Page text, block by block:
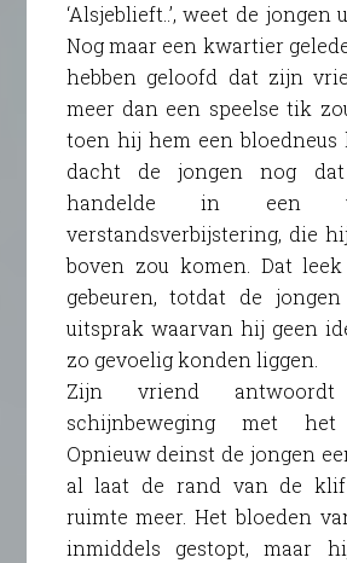
‘Alsjeblieft..’, weet de jongen
Nog maar een kwartier
hebben geloofd dat zijn
meer dan een speelse tik
toen hij hem een bloedneus
dacht de jongen nog
handelde in een
verstandsverbijstering, die
boven zou komen. Dat
gebeuren, totdat de
uitsprak waarvan hij geen
zo gevoelig konden liggen.
Zijn vriend
schijnbeweging met
Opnieuw deinst de jongen
al laat de rand van de
ruimte meer. Het bloeden
inmiddels gestopt, maar